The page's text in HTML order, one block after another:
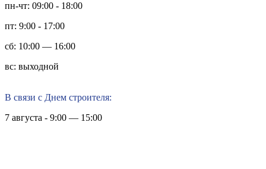
пн-чт: 09:00 - 18:00
пт: 9:00 - 17:00
сб: 10:00 — 16:00
вс: выходной
В связи с Днем строителя:
7 августа - 9:00 — 15:00